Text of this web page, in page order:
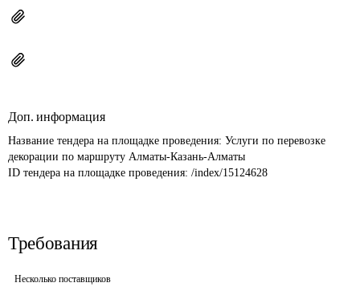
Доп. информация
Название тендера на площадке проведения: Услуги по перевозке
декорации по маршруту Алматы-Казань-Алматы
ID тендера на площадке проведения: /index/15124628
Требования
Несколько поставщиков